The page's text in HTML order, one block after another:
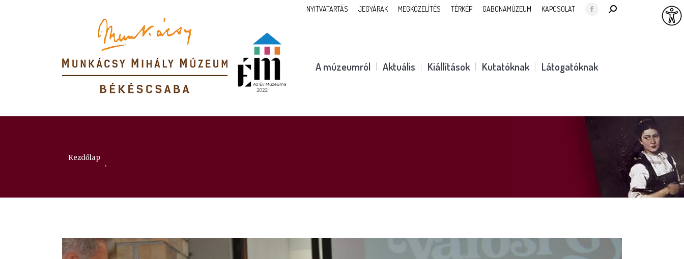
NYITVATARTÁS JEGYÁRAK MEGKÖZELÍTÉS TÉRKÉP GABONAMÚZEUM KAPCSOLAT
Facebook
new
SEARCH:
A múzeumról Aktuális Kiállítások Kutatóknak Látogatóknak
Itt vagy:
Kezdőlap